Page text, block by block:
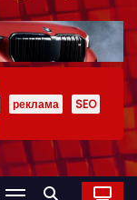
реклама
SEO